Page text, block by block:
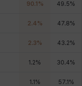
90.1 % 49.5%
2.4% 47.8%
2.3% 43.2%
1.2% 30.4%
1.1 % 57.1 %